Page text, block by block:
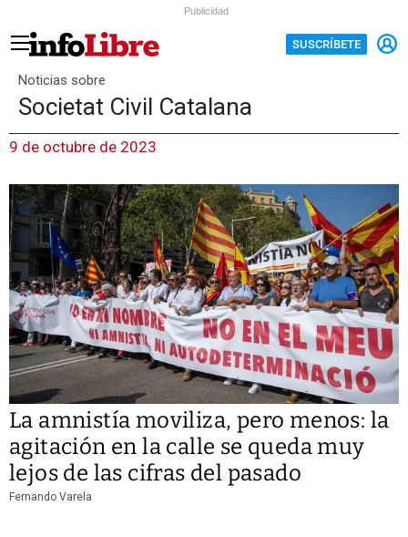
Publicidad
SUSCRÍBETE
Noticias sobre
Societat Civil Catalana
9 de octubre de 2023
La amnistía moviliza, pero menos: la
agitación en la calle se queda muy
lejos de las cifras del pasado
Fernando Varela